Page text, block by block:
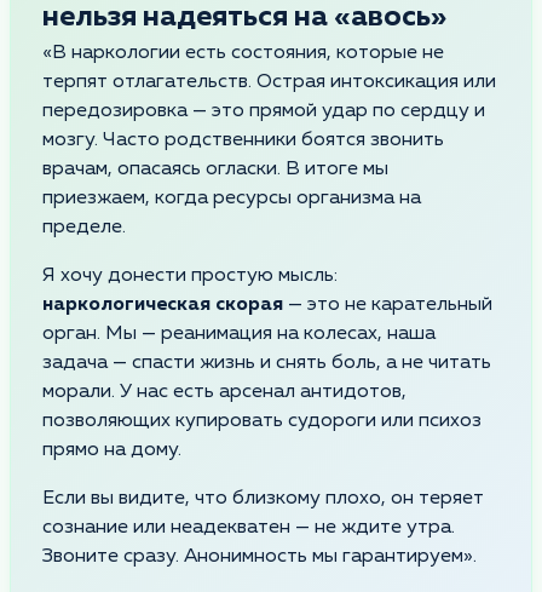
нельзя надеяться на «авось»
«В наркологии есть состояния, которые не
терпят отлагательств. Острая интоксикация или
передозировка — это прямой удар по сердцу и
мозгу. Часто родственники боятся звонить
врачам, опасаясь огласки. В итоге мы
приезжаем, когда ресурсы организма на
пределе.
Я хочу донести простую мысль:
наркологическая скорая — это не карательный
орган. Мы — реанимация на колесах, наша
задача — спасти жизнь и снять боль, а не читать
морали. У нас есть арсенал антидотов,
позволяющих купировать судороги или психоз
прямо на дому.
Если вы видите, что близкому плохо, он теряет
сознание или неадекватен — не ждите утра.
Звоните сразу. Анонимность мы гарантируем».